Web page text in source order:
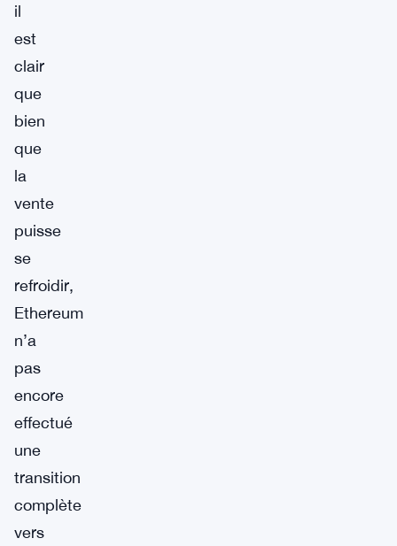
il
est
clair
que
bien
que
la
vente
puisse
se
refroidir,
Ethereum
n’a
pas
encore
effectué
une
transition
complète
vers